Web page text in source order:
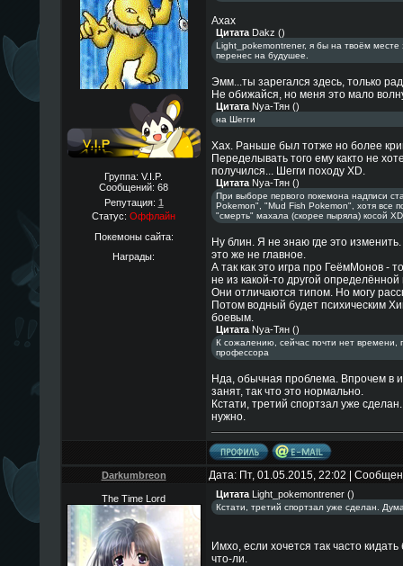
Группа: V.I.P.
Сообщений: 68
Репутация: 1
Статус: Оффлайн
Покемоны сайта:
Награды:
Ахах
Цитата Dakz ()
Light_pokemontrener, я бы на твоём месте
перенес на будушее.
Эмм...ты зарегался здесь, только
Не обижайся, но меня это мало
Цитата Nya-Тян()
на Шегги
Хах. Раньше был тотже но более
Переделывать того ему както не
получился... Шегги походу XD.
Цитата Nya-Тян()
При выборе первого покемона надписи
Pokemon", "Mud Fish Pokemon", хотя все
"смерть" махала (скорее пыряла) косой XD
Ну блин. Я не знаю где это
это же не главное.
А так как это игра про ГеёмМонов -
не из какой-то другой
Они отличаются типом. Но могу
Потом водный будет психическим
боевым.
Цитата Nya-Тян()
К сожалению, сейчас почти нет времени,
профессора
Нда, обычная проблема. Впрочем в
занят, так что это нормально.
Кстати, третий спортзал уже
нужно.
Darkumbreon Дата: Пт, 01.05.2015, 22:02 |
The Time Lord Цитата Light_pokemontrener()
Кстати, третий спортзал уже сделан.
Имхо, если хочется так часто
что-ли.